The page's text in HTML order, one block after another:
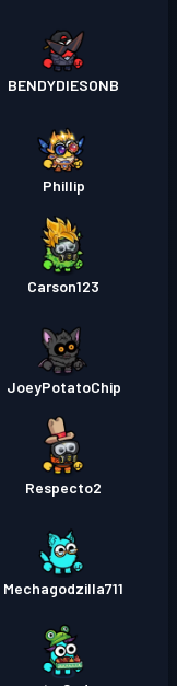
BENDYDIESONB
Phillip
Carson123
JoeyPotatoChip
Respecto2
Mechagodzilla711